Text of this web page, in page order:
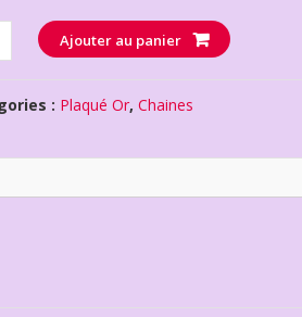
Ajouter au panier
: Plaqué Or,Chaines